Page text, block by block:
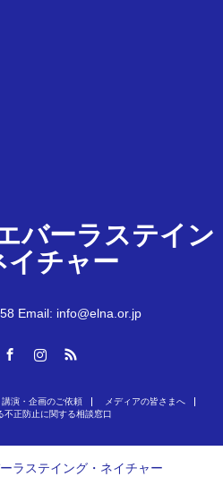
バーラステイン
イチャー
Email: info@elna.or.jp
講演・企画のご依頼
メディアの皆さまへ
不正防止に関する相談窓口
ラステイング・ネイチャー